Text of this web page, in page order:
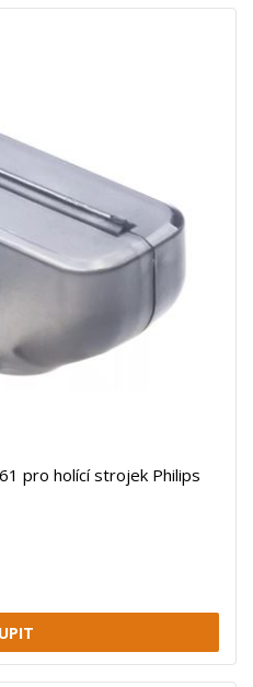
pro holící strojek Philips